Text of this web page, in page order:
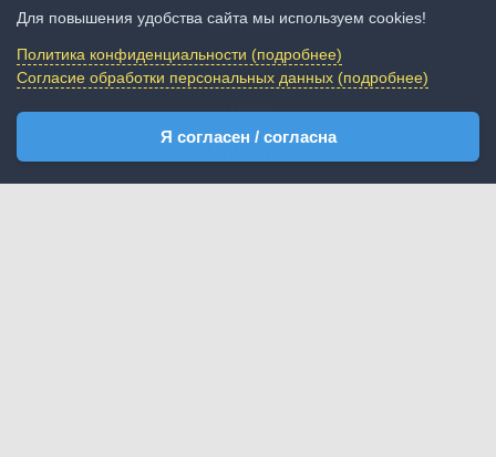
О музее
Услуги
Цены
Для повышения удобства сайта мы используем cookies!
Политика конфиденциальности (подробнее)
Согласие обработки персональных данных (подробнее)
Я согласен / согласна